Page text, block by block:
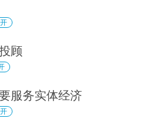
顾
服务实体经济